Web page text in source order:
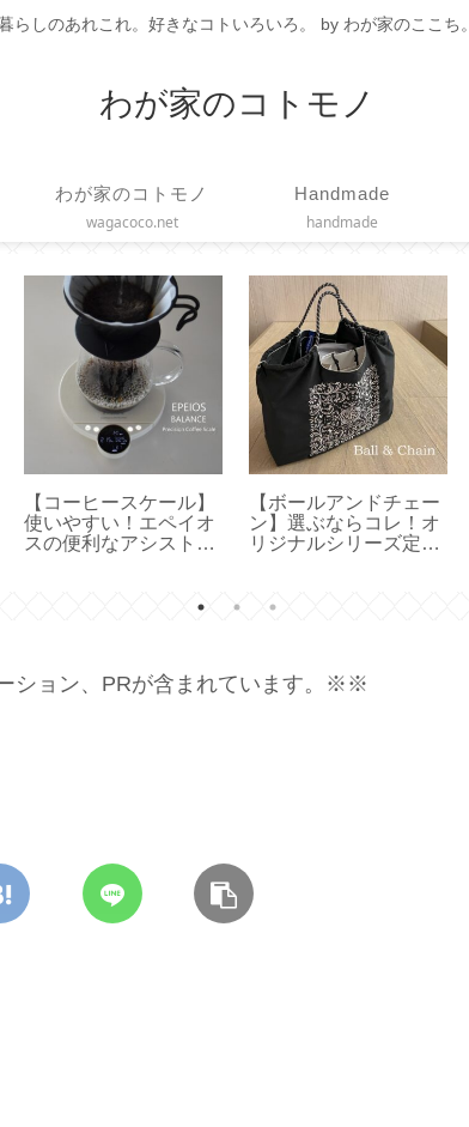
らしのあれこれ。好きなコトいろいろ。 by わが家のここち。
わが家のコトモノ
わが家のコトモノ
wagacoco.net
Handmade
handmade
【履くだけトレーニン
グ】体幹を鍛える効果
あり？スリエット外履
【DAISO 100均】アル
ファベットスタンプが
可愛い♪【MDF スタン
ション、PRが含まれています。※※